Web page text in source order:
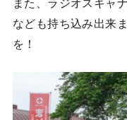
なども持ち込み出来
を！